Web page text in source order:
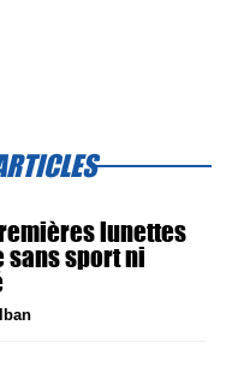
lunettes
sans sport ni